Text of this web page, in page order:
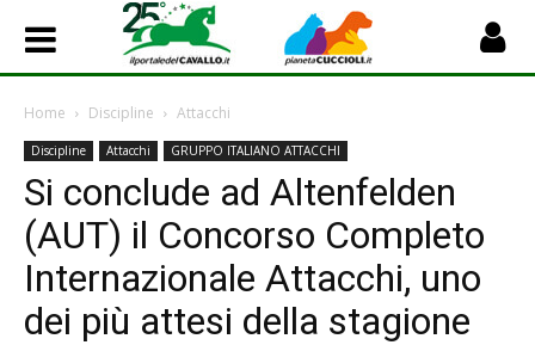
Home Discipline Attacchi
Discipline Attacchi GRUPPO ITALIANO ATTACCHI
Si conclude ad Altenfelden
(AUT) il Concorso Completo
Internazionale Attacchi, uno
dei più attesi della stagione